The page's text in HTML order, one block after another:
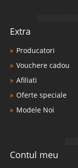
Extra
Producatori
Vouchere cadou
Afiliati
Oferte speciale
Modele Noi
Contul meu